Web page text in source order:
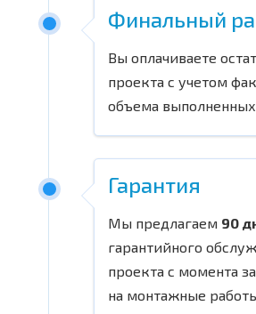
Финальный
Вы оплачиваете
проекта с учетом
объема выполненных
Гарантия
Мы предлагаем 90
гарантийного
проекта с момента
на монтажные